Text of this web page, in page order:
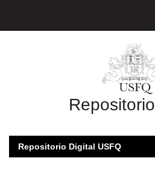
Repositorio
Repositorio Digital USFQ